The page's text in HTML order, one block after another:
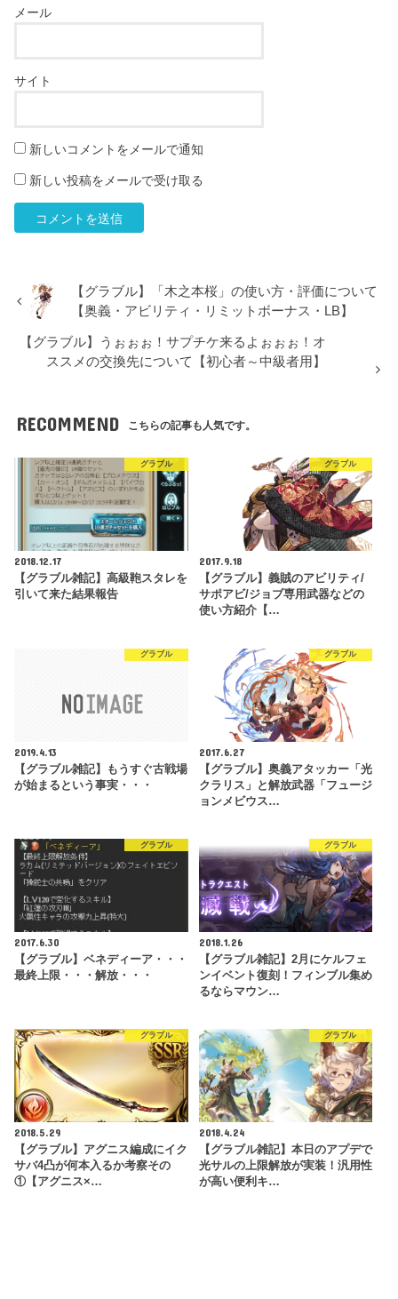
メール
サイト
新しいコメントをメールで通知
新しい投稿をメールで受け取る
【グラブル】「木之本桜」の使い方・評価について
【奥義・アビリティ・リミットボーナス・LB】
【グラブル】うぉぉぉ！サプチケ来るよぉぉぉ！オ
ススメの交換先について【初心者～中級者用】
RECOMMEND こちらの記事も人気です。
グラブル
2018.12.17
【グラブル雑記】高級鞄スタレを
引いて来た結果報告
グラブル
2017.9.18
【グラブル】義賊のアビリティ/
サポアビ/ジョブ専用武器などの
使い方紹介【…
グラブル
2019.4.13
【グラブル雑記】もうすぐ古戦場
が始まるという事実・・・
グラブル
2017.6.27
【グラブル】奥義アタッカー「光
クラリス」と解放武器「フュージ
ョンメビウス…
グラブル
2017.6.30
【グラブル】ベネディーア・・・
最終上限・・・解放・・・
グラブル
2018.1.26
【グラブル雑記】2月にケルフェ
ンイベント復刻！フィンブル集め
るならマウン…
グラブル
2018.5.29
【グラブル】アグニス編成にイク
サバ4凸が何本入るか考察その
①【アグニス×…
グラブル
2018.4.24
【グラブル雑記】本日のアプデで
光サルの上限解放が実装！汎用性
が高い便利キ…